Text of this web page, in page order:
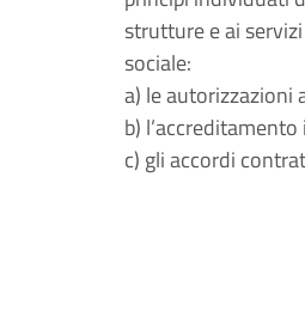
strutture e ai
sociale:
a) le autorizzazioni
b)
c) gli accordi